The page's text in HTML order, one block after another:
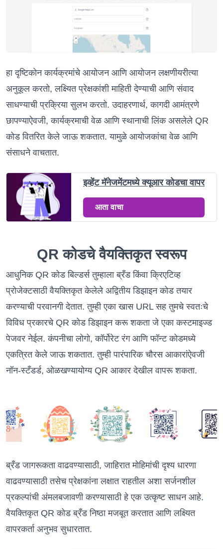
हा दृष्टिकोन कार्यक्रमांचे आयोजन आणि आयोजन लक्षणीयरीत्या
अनुकूल करतो, लक्ष्यित प्रेक्षकांशी माहिती देण्याची आणि संवाद
साधण्याची प्रक्रिया सुलभ करतो. उदाहरणार्थ, कागदी आमंत्रणे
छापण्याऐवजी, कार्यक्रमाची वेळ आणि स्थानाची लिंक असलेले QR
कोड वितरित केले जाऊ शकतात. यामुळे आयोजकांचा वेळ आणि
संसाधने वाचतात.
इव्हेंट मॅनेजमेंटमध्ये क्यूआर कोडचा वापर
आता वाचा
QR कोडचे वैयक्तिकृत स्वरूप
आधुनिक QR कोड बिल्डर्स तुम्हाला ब्रँड किंवा क्रिएटिव्ह
प्रोजेक्टसाठी वैयक्तिकृत केलेले अद्वितीय डिझाइन कोड तयार
करण्याची परवानगी देतात. तुम्ही एका खास URL सह तुमचे स्वतःचे
विविध प्रकारचे QR कोड डिझाइन करू शकता जे एका कस्टमाइज्ड
पेजवर नेईल. कंपनीचा लोगो, कॉर्पोरेट रंग आणि फॉन्ट कोडमध्ये
एकत्रित केले जाऊ शकतात. तुम्ही पारंपारिक चौरस आकारांऐवजी
नॉन-स्टँडर्ड, ओळखण्यायोग्य QR आकार देखील वापरू शकता.
ब्रँड जागरूकता वाढवण्यासाठी, जाहिरात मोहिमांची दृश्य धारणा
वाढवण्यासाठी तसेच प्रेक्षकांना लक्षात राहतील अशा सर्जनशील
प्रकल्पांची अंमलबजावणी करण्यासाठी हे एक उत्कृष्ट साधन आहे.
वैयक्तिकृत QR कोड ब्रँड निष्ठा मजबूत करतात आणि लक्ष्यित
वापरकर्ता अनुभव सुधारतात.